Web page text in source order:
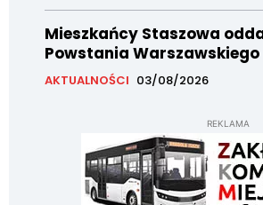
Mieszkańcy Staszowa
Powstania Warszawskiego
AKTUALNOŚCI 03/08/2026
REKLAMA